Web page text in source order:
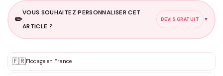
✏️
VOUS SOUHAITEZ PERSONNALISER CET
ARTICLE ?
DEVIS GRATUIT ▼
✨ Personnalisation sur mesure
DEVIS GRATUIT · Personnalisation de 3 à 10€ selon la demande
🇫🇷Flocage en France